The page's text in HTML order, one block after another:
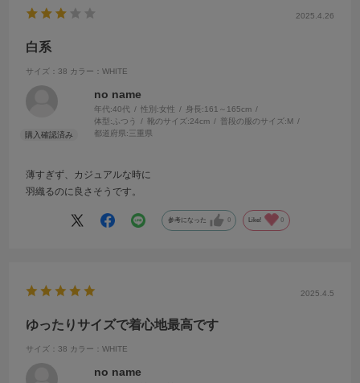
2025.4.26
白系
サイズ：38 カラー：WHITE
no name
年代:40代 性別:女性 身長:161～165cm
体型: ふつう 靴のサイズ:24cm 普段の服のサイズ:M
都道府県:三重県
薄すぎず、カジュアルな時に
羽織るのに良さそうです。
参考になった 0 Like! 0
2025.4.5
ゆったりサイズで着心地最高です
サイズ：38 カラー：WHITE
no name